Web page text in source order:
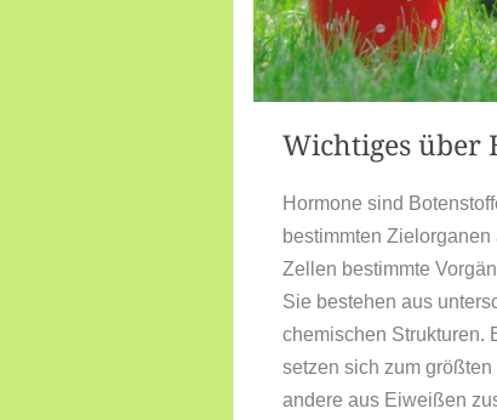
Wichtiges über
Hormone sind
bestimmten Zielorganen
Zellen bestimmte
Sie bestehen aus
chemischen Strukturen.
setzen sich zum größten
andere aus Eiweißen